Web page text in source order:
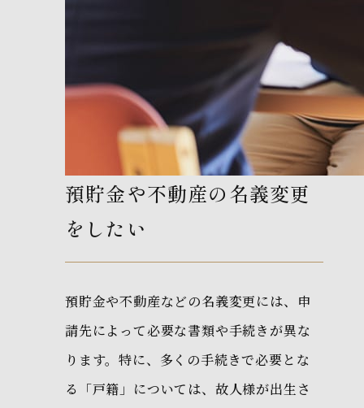
預貯金や不動産の名義変更
をしたい
預貯金や不動産などの名義変更には、申
請先によって必要な書類や手続きが異な
ります。特に、多くの手続きで必要とな
る「戸籍」については、故人様が出生さ